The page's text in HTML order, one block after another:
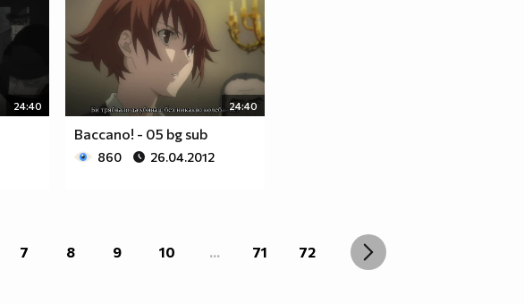
24:40 24:40
Baccano! - 05 bg sub
860 26.04.2012
7 8 9 10 ... 71 72